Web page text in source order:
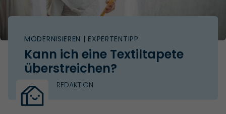
MODERNISIEREN | EXPERTENTIPP
Kann ich eine Textiltapete
überstreichen?
REDAKTION